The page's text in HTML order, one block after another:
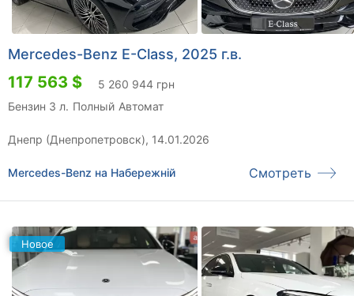
Mercedes-Benz E-Class, 2025 г.в.
117 563 $
5 260 944 грн
Бензин 3 л. Полный Автомат
Днепр (Днепропетровск), 14.01.2026
Mercedes-Benz на Набережній Смотреть
Новое